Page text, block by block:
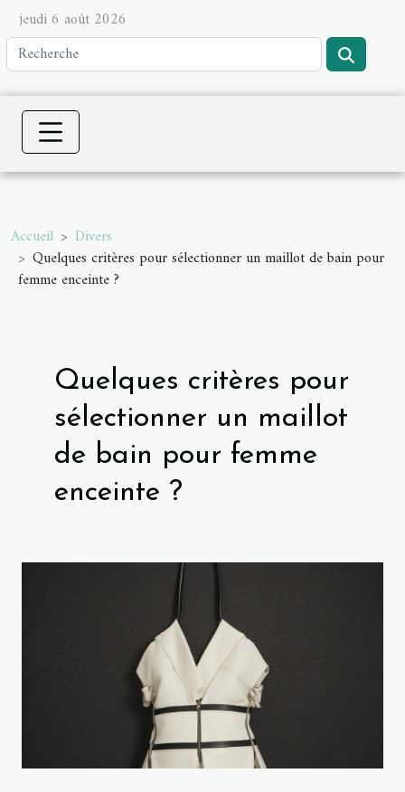
jeudi 6 août 2026
Accueil
Divers
Quelques critères pour sélectionner un maillot de bain pour
femme enceinte ?
Quelques critères pour
sélectionner un maillot
de bain pour femme
enceinte ?